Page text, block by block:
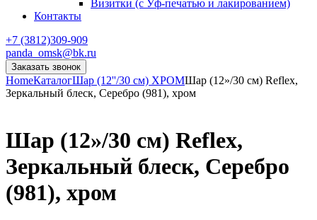
Визитки (с Уф-печатью и лакированием)
Контакты
+7 (3812)309-909
panda_omsk@bk.ru
Заказать звонок
HomeКаталогШар (12''/30 см) ХРОМШар (12»/30 см) Reflex,
Зеркальный блеск, Серебро (981), хром
Шар (12»/30 см) Reflex,
Зеркальный блеск, Серебро
(981), хром